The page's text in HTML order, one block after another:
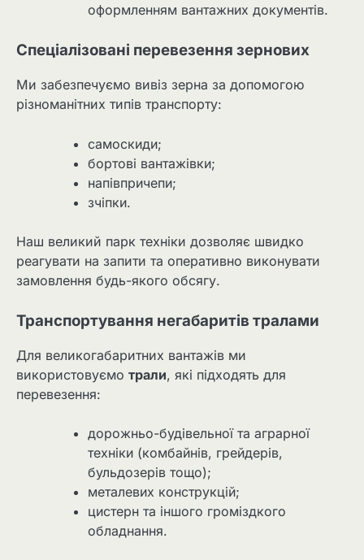
оформленням вантажних документів.
Спеціалізовані перевезення зернових
Ми забезпечуємо вивіз зерна за допомогою
різноманітних типів транспорту:
самоскиди;
бортові вантажівки;
напівпричепи;
зчіпки.
Наш великий парк техніки дозволяє швидко
реагувати на запити та оперативно виконувати
замовлення будь-якого обсягу.
Транспортування негабаритів тралами
Для великогабаритних вантажів ми
використовуємо трали, які підходять для
перевезення:
дорожньо-будівельної та аграрної
техніки (комбайнів, грейдерів,
бульдозерів тощо);
металевих конструкцій;
цистерн та іншого громіздкого
обладнання.